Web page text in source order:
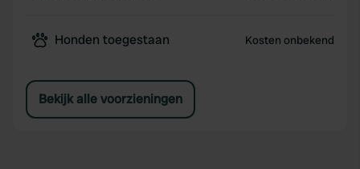
Honden toegestaan Kosten onbekend
Bekijk alle voorzieningen